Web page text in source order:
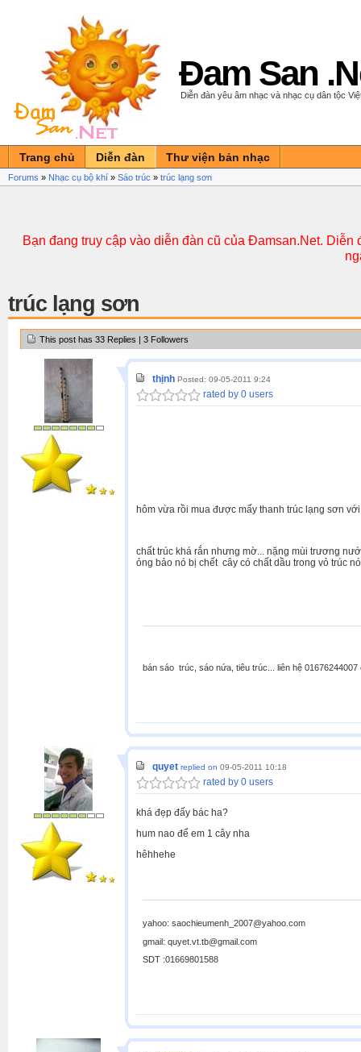
Đam San
Diễn đàn yêu âm nhạc và nhạc cụ dân tộc
Trang chủ Diễn đàn Thư viện bản nhạc
Forums » Nhạc cụ bộ khí » Sáo trúc » trúc lạng sơn
Bạn đang truy cập vào diễn đàn cũ của Đamsan.Net.
trúc lạng sơn
This post has 33 Replies | 3 Followers
thịnh Posted: 09-05-2011 9:24
rated by 0 users
hôm vừa rồi mua được mấy thanh trúc lạng sơn
chất trúc khá rắn nhưng mờ... nặng mùi trương
ỏng bảo nó bị chết cây có chất dầu trong vỏ trúc
bán sáo trúc, sáo nứa, tiêu trúc... liên hệ 01676244007
quyet replied on 09-05-2011 10:18
rated by 0 users
khá đẹp đấy bác ha?
hum nao để em 1 cây nha
hêhhehe
yahoo: saochieumenh_2007@yahoo.com
gmail: quyet.vt.tb@gmail.com
SDT :01669801588